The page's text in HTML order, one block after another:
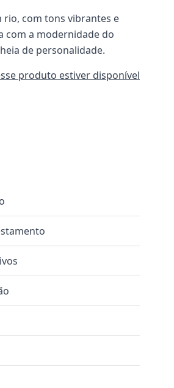
rio, com tons vibrantes e
com a modernidade do
de personalidade.
produto estiver disponível